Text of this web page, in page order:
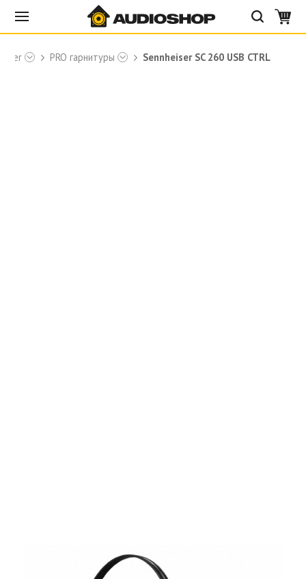
PRO гарнитуры Sennheiser SC 260 USB CTRL